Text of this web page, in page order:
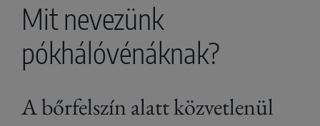
Mit nevezünk
pókhálóvénáknak?
A bőrfelszín alatt közvetlenül